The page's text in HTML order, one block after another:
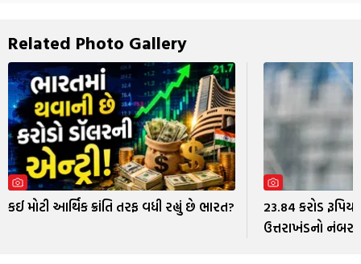
Related Photo Gallery
કઈ મોટી આર્થિક ક્રાંતિ તરફ વધી રહ્યું છે ભારત?
23.84 કરોડ
ઉત્તરાખંડનો